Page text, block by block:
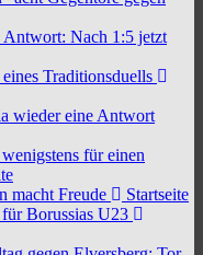
Nach 1:5 jetzt
Traditionsduells
wieder eine Antwort
für einen
macht Freude
Startseite
Borussias U23